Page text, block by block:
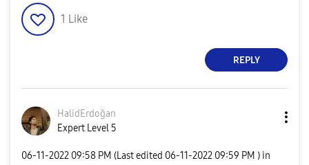
1 Like
REPLY
HalidErdoğan
Expert Level 5
‎06-11-2022 09:58 PM (Last edited ‎06-11-2022 09:59 PM ) in